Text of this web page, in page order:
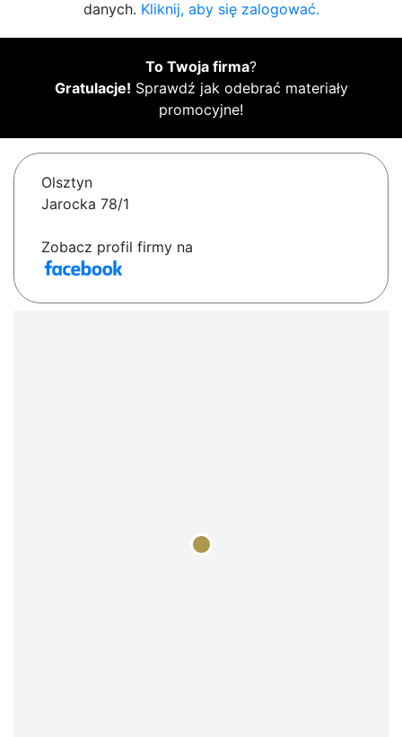
danych. Kliknij, aby się zalogować.
To Twoja firma?
Gratulacje! Sprawdź jak odebrać materiały
promocyjne!
Olsztyn
Jarocka 78/1
Zobacz profil firmy na